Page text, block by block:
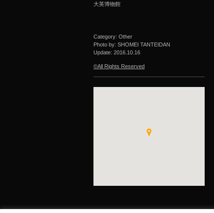
大英博物館
Category: Other
Photo by: SHOMEI TANTEIDAN
Update: 2016.10.16
©All Rights Reserved